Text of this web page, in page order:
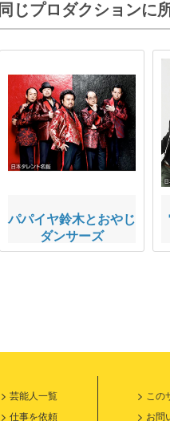
同じプロダクションに
パパイヤ鈴木とおやじ
ダンサーズ
芸能人一覧
仕事を依頼
この
お問